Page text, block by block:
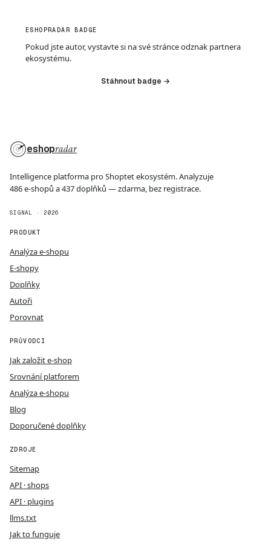
ESHOPRADAR BADGE
Pokud jste autor, vystavte si na své stránce odznak partnera
ekosystému.
Stáhnout badge →
eshopradar
Intelligence platforma pro Shoptet ekosystém. Analyzuje
486 e-shopů a 437 doplňků — zdarma, bez registrace.
SIGNAL · 2026
PRODUKT
Analýza e-shopu
E-shopy
Doplňky
Autoři
Porovnat
PRŮVODCI
Jak založit e-shop
Srovnání platforem
Analýza e-shopu
Blog
Doporučené doplňky
ZDROJE
Sitemap
API · shops
API · plugins
llms.txt
Jak to funguje